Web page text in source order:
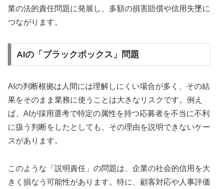
業の法的責任問題に発展し、多額の損害賠償や信用失墜に
つながります。
AIの「ブラックボックス」問題
AIの判断根拠は人間には理解しにくい場合が多く、その結
果をそのまま業務に使うことは大きなリスクです。例え
ば、AIが採用選考で特定の属性を持つ応募者を不当に不利
に扱う判断をしたとしても、その理由を説明できないケー
スがあります。
このような「説明責任」の問題は、企業の社会的信用を大
きく損なう可能性があります。特に、顧客対応や人事評価